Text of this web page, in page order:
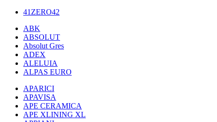
41ZERO42
ABK
ABSOLUT
Absolut Gres
ADEX
ALELUIA
ALPAS EURO
APARICI
APAVISA
APE CERAMICA
APE XLINING XL